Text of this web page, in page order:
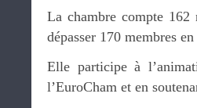
La chambre compte 162
dépasser 170 membres
Elle participe à
l’EuroCham et en